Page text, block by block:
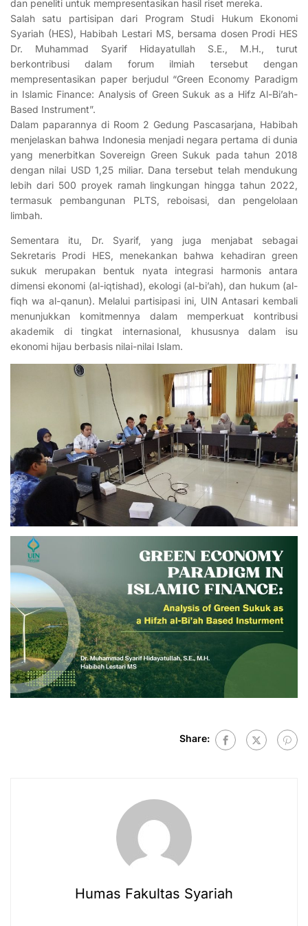
dan peneliti untuk mempresentasikan hasil riset mereka.
Salah satu partisipan dari Program Studi Hukum Ekonomi
Syariah (HES), Habibah Lestari MS, bersama dosen Prodi HES
Dr. Muhammad Syarif Hidayatullah S.E., M.H., turut
berkontribusi dalam forum ilmiah tersebut dengan
mempresentasikan paper berjudul “Green Economy Paradigm
in Islamic Finance: Analysis of Green Sukuk as a Hifz Al-Bi’ah-
Based Instrument”.
Dalam paparannya di Room 2 Gedung Pascasarjana, Habibah
menjelaskan bahwa Indonesia menjadi negara pertama di dunia
yang menerbitkan Sovereign Green Sukuk pada tahun 2018
dengan nilai USD 1,25 miliar. Dana tersebut telah mendukung
lebih dari 500 proyek ramah lingkungan hingga tahun 2022,
termasuk pembangunan PLTS, reboisasi, dan pengelolaan
limbah.
Sementara itu, Dr. Syarif, yang juga menjabat sebagai
Sekretaris Prodi HES, menekankan bahwa kehadiran green
sukuk merupakan bentuk nyata integrasi harmonis antara
dimensi ekonomi (al-iqtishad), ekologi (al-bi’ah), dan hukum (al-
fiqh wa al-qanun). Melalui partisipasi ini, UIN Antasari kembali
menunjukkan komitmennya dalam memperkuat kontribusi
akademik di tingkat internasional, khususnya dalam isu
ekonomi hijau berbasis nilai-nilai Islam.
Share:
Humas Fakultas Syariah